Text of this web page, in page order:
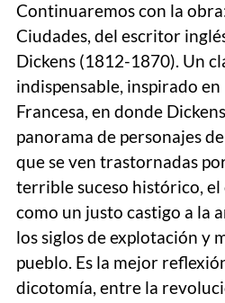
Continuaremos con la
Ciudades, del escritor
Dickens (1812-1870). Un
indispensable, inspirado
Francesa, en donde
panorama de personajes
que se ven trastornadas
terrible suceso histórico, el
como un justo castigo a la
los siglos de explotación y
pueblo. Es la mejor
dicotomía, entre la